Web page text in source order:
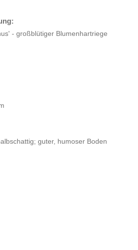
- großblütiger Blumenhartriege
guter, humoser Boden